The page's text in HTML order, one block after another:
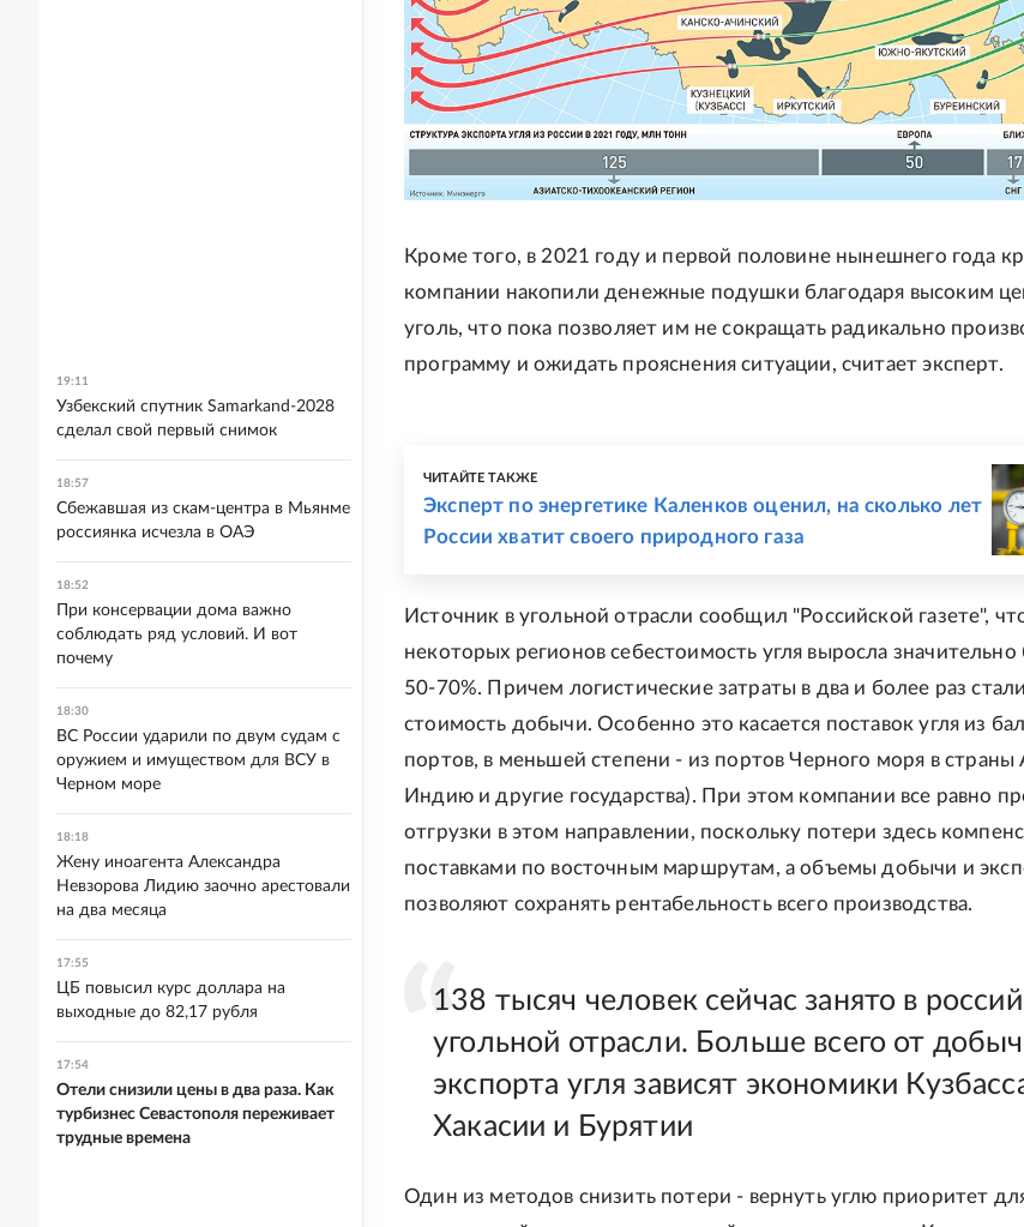
Кроме того, в 2021 году и первой половине нынешнего года
компании накопили денежные подушки благодаря высоким
уголь, что пока позволяет им не сокращать радикально
программу и ожидать прояснения ситуации, считает эксперт.
ЧИТАЙТЕ ТАКЖЕ
Эксперт по энергетике Каленков оценил, на сколько лет
России хватит своего природного газа
Источник в угольной отрасли сообщил "Российской газете",
некоторых регионов себестоимость угля выросла
50-70%. Причем логистические затраты в два и более раз
стоимость добычи. Особенно это касается поставок угля из
портов, в меньшей степени - из портов Черного моря в страны
Индию и другие государства). При этом компании все равно
отгрузки в этом направлении, поскольку потери здесь
поставками по восточным маршрутам, а объемы добычи и
позволяют сохранять рентабельность всего производства.
138 тысяч человек сейчас занято в
угольной отрасли. Больше всего от
экспорта угля зависят экономики
Хакасии и Бурятии
Один из методов снизить потери - вернуть углю приоритет
19:11
Узбекский спутник Samarkand-2028
сделал свой первый снимок
18:57
Сбежавшая из скам-центра в Мьянме
россиянка исчезла в ОАЭ
18:52
При консервации дома важно
соблюдать ряд условий. И вот
почему
18:30
ВС России ударили по двум судам с
оружием и имуществом для ВСУ в
Черном море
18:18
Жену иноагента Александра
Невзорова Лидию заочно арестовали
на два месяца
17:55
ЦБ повысил курс доллара на
выходные до 82,17 рубля
17:54
Отели снизили цены в два раза. Как
турбизнес Севастополя переживает
трудные времена